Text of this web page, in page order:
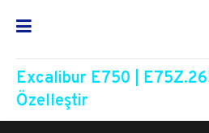
Excalibur E750 |
Özelleştir